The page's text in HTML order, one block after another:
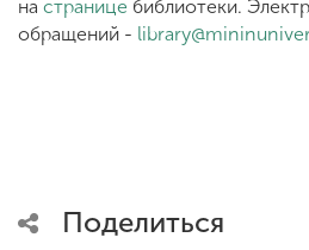
на странице библиотеки.
обращений -
Поделиться